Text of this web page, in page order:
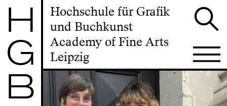
H
G
B
Hochschule für Grafik
und Buchkunst
Academy of Fine Arts
Leipzig